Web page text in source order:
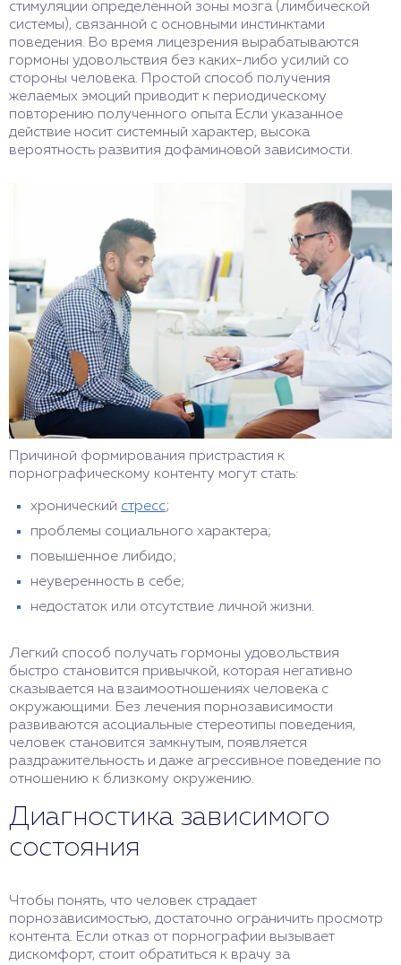
стимуляции определенной зоны мозга (лимбической
системы), связанной с основными инстинктами
поведения. Во время лицезрения вырабатываются
гормоны удовольствия без каких-либо усилий со
стороны человека. Простой способ получения
желаемых эмоций приводит к периодическому
повторению полученного опыта Если указанное
действие носит системный характер, высока
вероятность развития дофаминовой зависимости.
Причиной формирования пристрастия к
порнографическому контенту могут стать:
хронический стресс;
проблемы социального характера;
повышенное либидо;
неуверенность в себе;
недостаток или отсутствие личной жизни.
Легкий способ получать гормоны удовольствия
быстро становится привычкой, которая негативно
сказывается на взаимоотношениях человека с
окружающими. Без лечения порнозависимости
развиваются асоциальные стереотипы поведения,
человек становится замкнутым, появляется
раздражительность и даже агрессивное поведение по
отношению к близкому окружению.
Диагностика зависимого
состояния
Чтобы понять, что человек страдает
порнозависимостью, достаточно ограничить просмотр
контента. Если отказ от порнографии вызывает
дискомфорт, стоит обратиться к врачу за